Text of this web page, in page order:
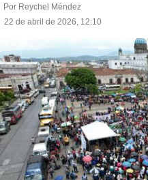
Por Reychel Méndez
22 de abril de 2026, 12:10